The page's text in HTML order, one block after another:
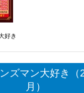
好き
ズマン大好き（
月）